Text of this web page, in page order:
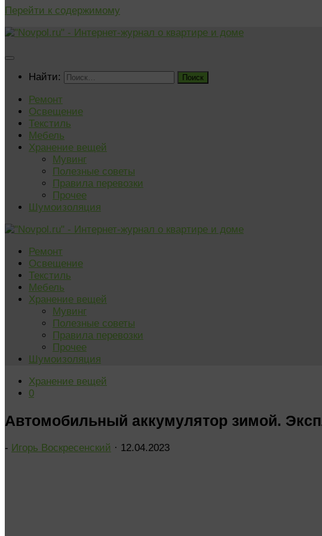
Перейти к содержимому
Найти:
Ремонт
Освещение
Текстиль
Мебель
Хранение вещей
Мувинг
Полезные советы
Правила перевозки
Прочее
Шумоизоляция
Ремонт
Освещение
Текстиль
Мебель
Хранение вещей
Мувинг
Полезные советы
Правила перевозки
Прочее
Шумоизоляция
Хранение вещей
0
Автомобильный аккумулятор зимой.
- Игорь Воскресенский · 12.04.2023